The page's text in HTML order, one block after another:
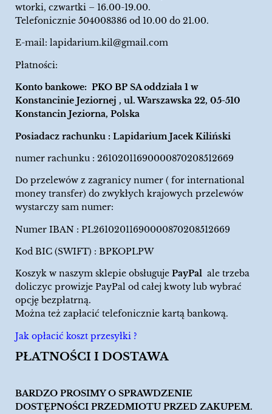
wtorki, czwartki – 16.00-19.00.
Telefonicznie 504008386 od 10.00 do 21.00.
E-mail: lapidarium.kil@gmail.com
Płatności:
Konto bankowe: PKO BP SA oddziała 1 w
Konstancinie Jeziornej , ul. Warszawska 22, 05-510
Konstancin Jeziorna, Polska
Posiadacz rachunku : Lapidarium Jacek Kiliński
numer rachunku : 26102011690000870208512669
Do przelewów z zagranicy numer ( for international
money transfer) do zwykłych krajowych przelewów
wystarczy sam numer:
Numer IBAN : PL26102011690000870208512669
Kod BIC (SWIFT) : BPKOPLPW
Koszyk w naszym sklepie obsługuje PayPal ale trzeba
doliczyc prowizje PayPal od całej kwoty lub wybrać
opcję bezpłatrną.
Można też zapłacić telefonicznie kartą bankową.
Jak opłacić koszt przesyłki ?
PŁATNOŚCI I DOSTAWA
BARDZO PROSIMY O SPRAWDZENIE
DOSTĘPNOŚCI PRZEDMIOTU PRZED ZAKUPEM.